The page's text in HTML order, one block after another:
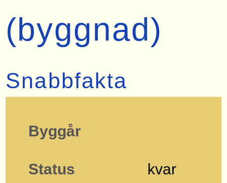
(byggnad)
Snabbfakta
Byggår
Status kvar